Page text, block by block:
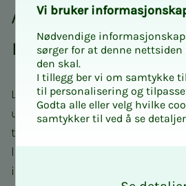
Alt om lønn per
rå­­­de
Lønnsforhandlinger og
ulike arbeidsgivere og sektorer.
tariffområde nedenfor for å få
lønnsstatistikk, tariffavtaler og
informasjon som gjelder
Vi bru­­­ker
Nødvendige
sørger for at denne nettsiden
den skal.
I tillegg ber vi om samtykke
til personalisering og
Godta alle eller velg hvilke
samtykker til ved å se